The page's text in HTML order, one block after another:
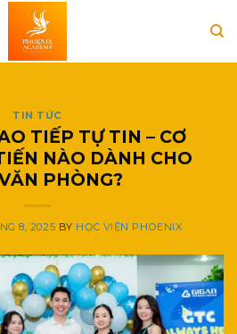
TIN TỨC
TIẾP TỰ TIN – CƠ
NÀO DÀNH CHO
PHÒNG?
8, 2025 BY HỌC VIỆN PHOENIX